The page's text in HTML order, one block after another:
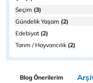
Seçim (3)
Gündelik Yaşam (2)
Edebiyat (2)
Tarım / Hayvancılık (2)
Blog Önerilerim